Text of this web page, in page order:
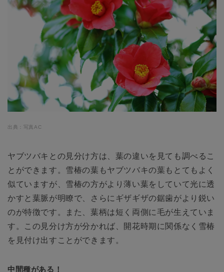
出典：写真AC
ヤブツバキとの見分け方は、葉の違いを見ても調べるこ
とができます。雪椿の葉もヤブツバキの葉もとてもよく
似ていますが、雪椿の方がより薄い葉をしていて光に透
かすと葉脈が明瞭で、さらにギザギザの鋸歯がより鋭い
のが特徴です。また、葉柄は短く両側に毛が生えていま
す。この見分け方が分かれば、開花時期に関係なく雪椿
を見付け出すことができます。
中間種がある！